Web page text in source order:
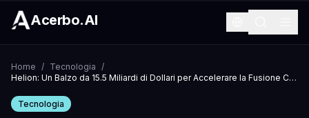
Acerbo.AI
Home / Tecnologia /
Helion: Un Balzo da 15.5 Miliardi di Dollari per Accelerare la Fusione Commerciale Entro il Decennio
Tecnologia